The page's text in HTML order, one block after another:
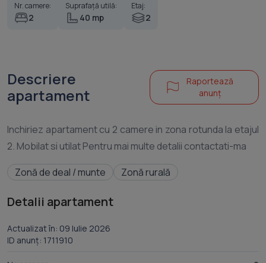
Nr. camere:
2
Suprafață utilă:
40 mp
Etaj:
2
Descriere
apartament
Raportează
anunț
Inchiriez apartament cu 2 camere in zona rotunda la etajul
Zonă de deal / munte
Zonă rurală
Detalii apartament
Actualizat în: 09 Iulie 2026
ID anunț: 1711910